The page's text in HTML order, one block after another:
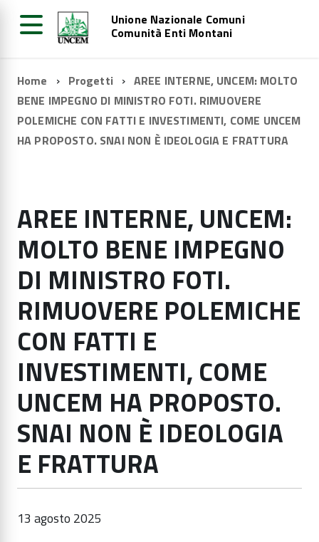
Unione Nazionale Comuni
Comunità Enti Montani
Home Progetti
AREE INTERNE, UNCEM: MOLTO
BENE IMPEGNO DI MINISTRO FOTI. RIMUOVERE
POLEMICHE CON FATTI E INVESTIMENTI, COME UNCEM
HA PROPOSTO. SNAI NON È IDEOLOGIA E FRATTURA
AREE INTERNE, UNCEM:
MOLTO BENE IMPEGNO
DI MINISTRO FOTI.
RIMUOVERE POLEMICHE
CON FATTI E
INVESTIMENTI, COME
UNCEM HA PROPOSTO.
SNAI NON È IDEOLOGIA
E FRATTURA
13 agosto 2025